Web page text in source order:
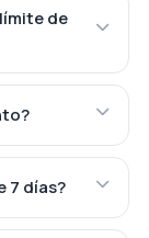
de
7 días?